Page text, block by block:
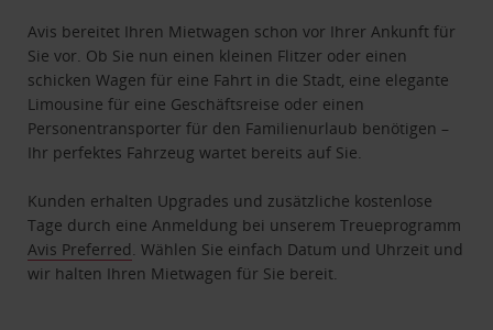
Avis bereitet Ihren Mietwagen schon vor Ihrer Ankunft für
Sie vor. Ob Sie nun einen kleinen Flitzer oder einen
schicken Wagen für eine Fahrt in die Stadt, eine elegante
Limousine für eine Geschäftsreise oder einen
Personentransporter für den Familienurlaub benötigen –
Ihr perfektes Fahrzeug wartet bereits auf Sie.
Kunden erhalten Upgrades und zusätzliche kostenlose
Tage durch eine Anmeldung bei unserem Treueprogramm
Avis Preferred . Wählen Sie einfach Datum und Uhrzeit und
wir halten Ihren Mietwagen für Sie bereit.